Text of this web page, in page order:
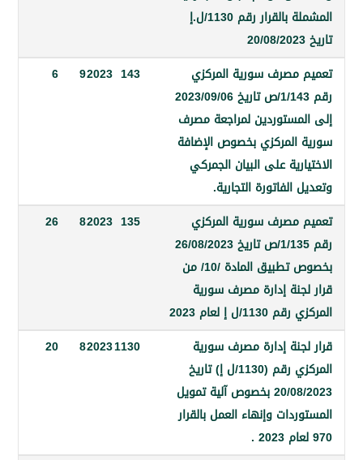
المشملة بالقرار رقم 1130/ل.إ
سورية المركزي
رقم 1/143/ص تاريخ 2023/09/06
لمراجعة مصرف
بخصوص الإضافة
على البيان الجمركي
التجارية.
143
6
سورية المركزي
رقم 1/135/ص تاريخ 26/08/2023
بخصوص تطبيق المادة /10/ من
إدارة مصرف سورية
ل إ لعام 2023
135
26
إدارة مصرف سورية
المركزي رقم (1130/ل إ) تاريخ
20/08/2023 بخصوص آلية تمويل
وإنهاء العمل بالقرار
1130
20